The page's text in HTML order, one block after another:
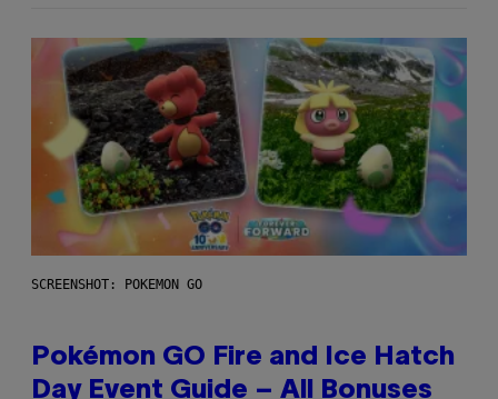
SCREENSHOT: POKEMON GO
Pokémon GO Fire and Ice Hatch
Day Event Guide – All Bonuses